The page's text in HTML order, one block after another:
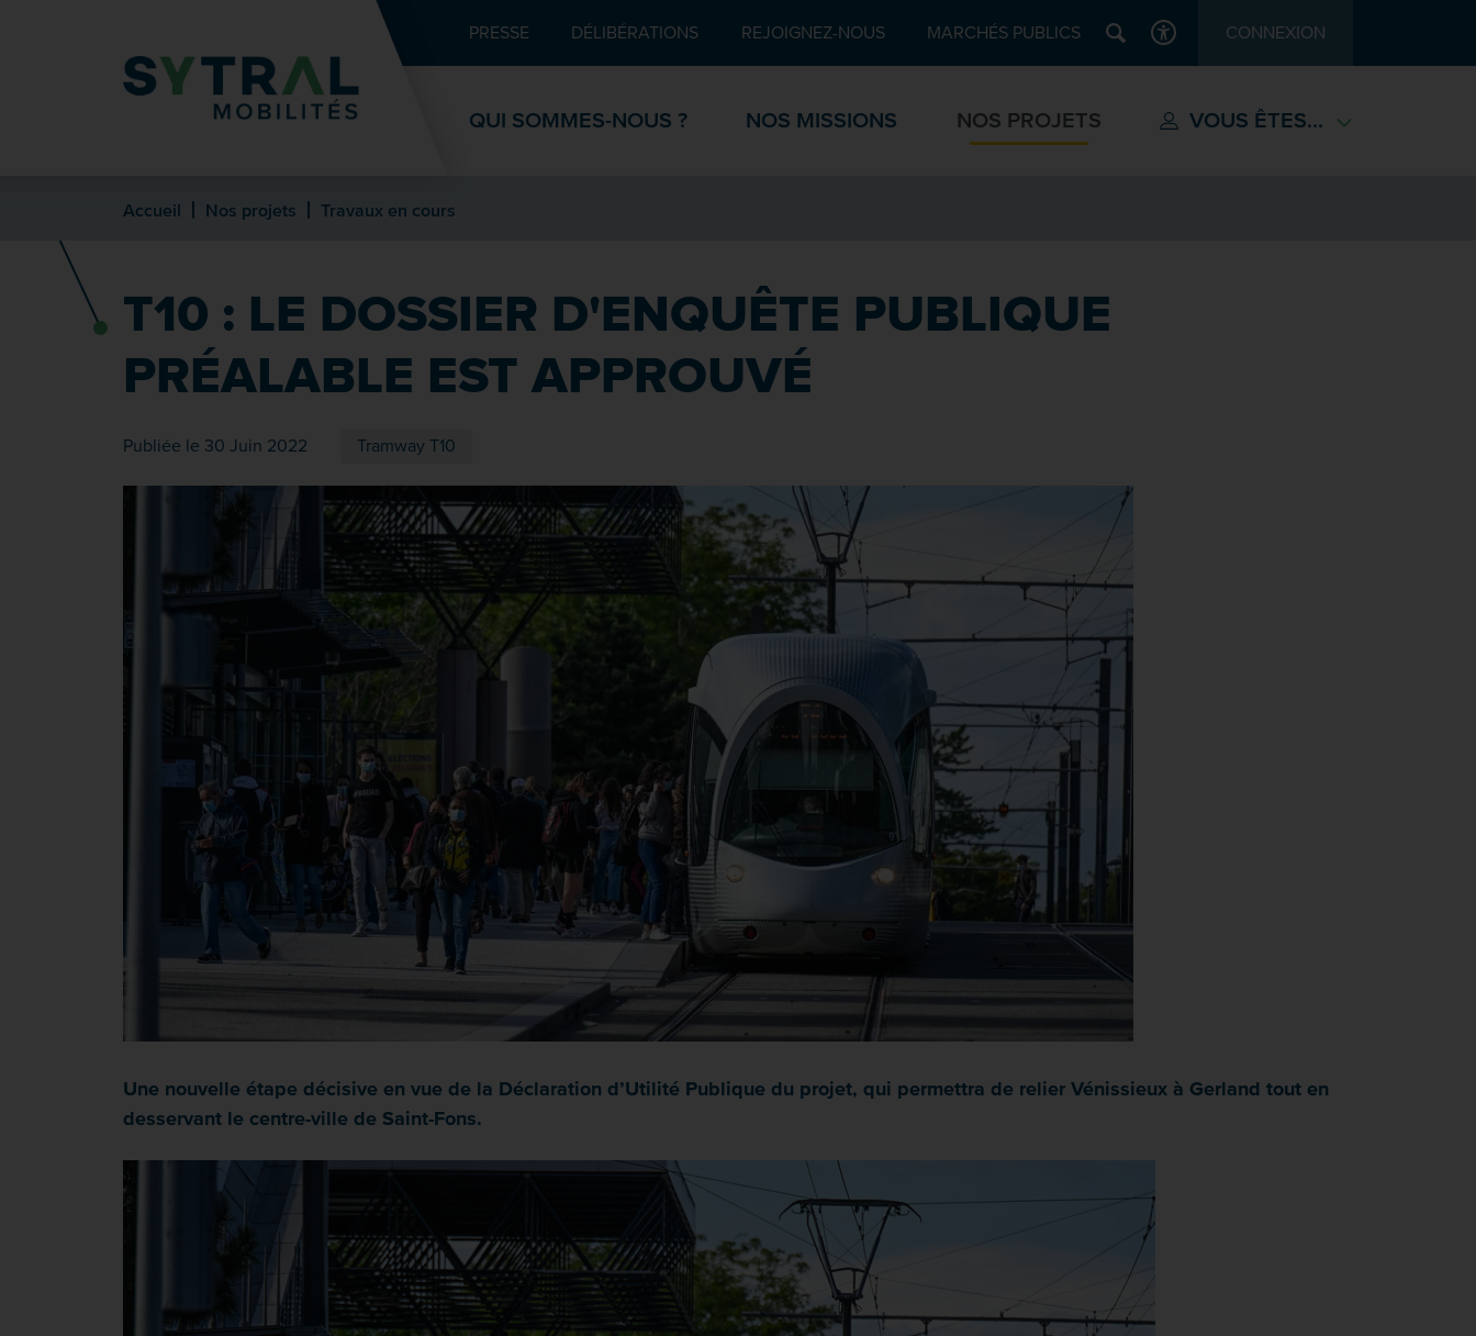
Recherche Pied de page
PRESSE DÉLIBÉRATIONS REJOIGNEZ-NOUS MARCHÉS PUBLICS Recherche
ACCESSIBILITÉCONNEXION
QUI SOMMES-NOUS ? NOS MISSIONS NOS PROJETS VOUS ÊTES...
Accueil Nos projets Travaux en cours
T10 : LE DOSSIER D'ENQUÊTE PUBLIQUE
PRÉALABLE EST APPROUVÉ
Publiée le 30 Juin 2022 Tramway T10
Une nouvelle étape décisive en vue de la Déclaration d’Utilité Publique du projet, qui permettra de relier Vénissieux à Gerland tout en
desservant le centre-ville de Saint-Fons.